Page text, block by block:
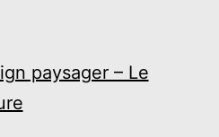
paysager – Le